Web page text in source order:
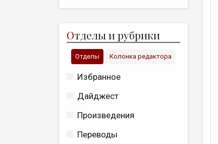
Отделы и рубрики
Отделы Колонка редактора
Избранное
Дайджест
Произведения
Переводы